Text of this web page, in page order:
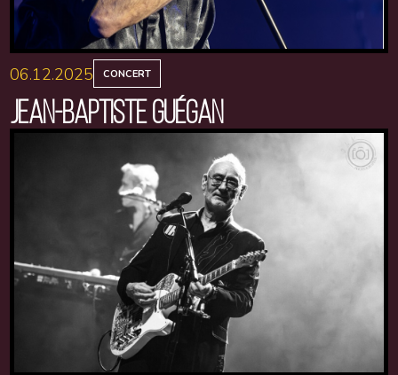
06.12.2025 CONCERT
JEAN-BAPTISTE GUÉGAN